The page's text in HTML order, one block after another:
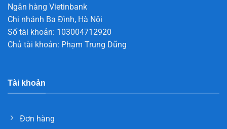
Tài khoản
Đơn hàng
Ngân hàng Vietinbank
Chi nhánh Ba Đình, Hà Nội
Số tài khoản: 103004712920
Chủ tài khoản: Phạm Trung Dũng